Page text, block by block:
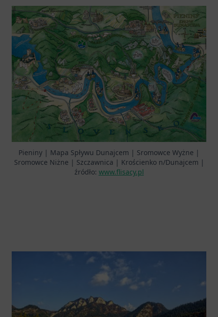
Pieniny | Mapa Spływu Dunajcem | Sromowce Wyżne |
Sromowce Niżne | Szczawnica | Krościenko n/Dunajcem |
źródło: www.flisacy.pl